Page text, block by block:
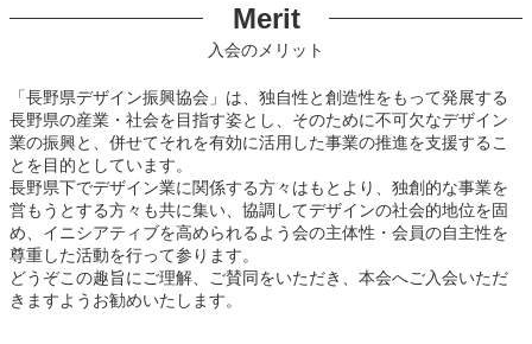
Merit
入会のメリット
「長野県デザイン振興協会」は、独自性と創造性をもって発展する
長野県の産業・社会を目指す姿とし、そのために不可欠なデザイン
業の振興と、併せてそれを有効に活用した事業の推進を支援するこ
とを目的としています。
長野県下でデザイン業に関係する方々はもとより、独創的な事業を
営もうとする方々も共に集い、協調してデザインの社会的地位を固
め、イニシアティブを高められるよう会の主体性・会員の自主性を
尊重した活動を行って参ります。
どうぞこの趣旨にご理解、ご賛同をいただき、本会へご入会いただ
きますようお勧めいたします。